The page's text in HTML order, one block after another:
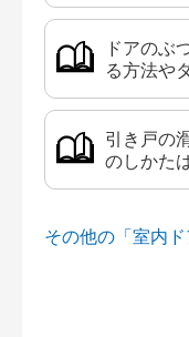
ドアのぶ
る方法や
引き戸の
のしかた
その他の「室内